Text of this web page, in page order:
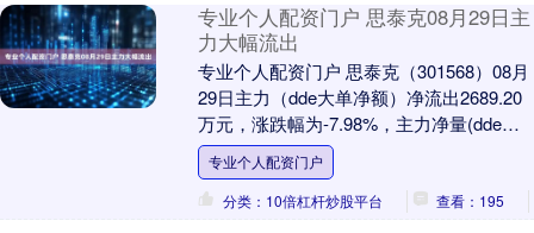
专业个人配资门户 思泰克08月29日主
力大幅流出
专业个人配资门户 思泰克（301568）08月
29日主力（dde大单净额）净流出2689.20
万元，涨跌幅为-7.98%，主力净量(dde大
单净额/流通股)为-....
专业个人配资门户
分类：10倍杠杆炒股平台
查看：195